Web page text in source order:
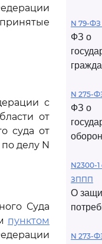
с
от
суда от
делу N
Суда
пунктом
N 79-ФЗ
ФЗ о
N 275-
ФЗ о
N2300-1
ЗППП
О
N 273-